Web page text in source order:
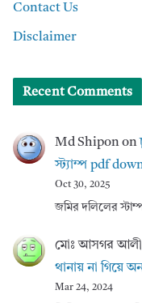
Contact Us
Disclaimer
Recent Comments
Md Shiponon
স্ট্যাম্প pdf
Oct 30, 2025
জমির দলিলের
মোঃ আসগর আলী
থানায় না গিয়ে
Mar 24, 2024